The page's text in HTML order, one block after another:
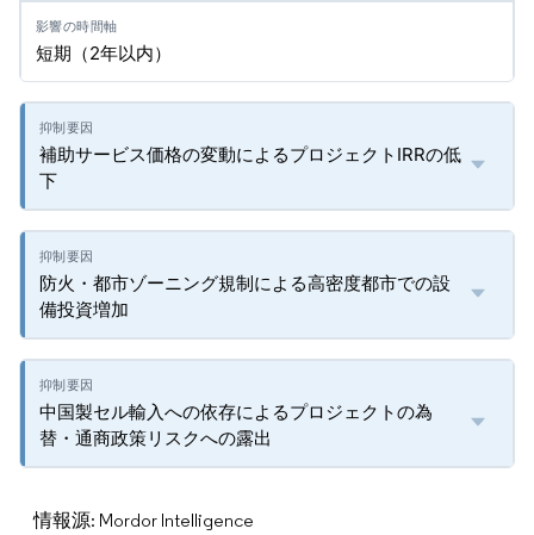
短期（2年以内）
補助サービス価格の変動によるプロジェクトIRRの低
下
防火・都市ゾーニング規制による高密度都市での設
備投資増加
中国製セル輸入への依存によるプロジェクトの為
替・通商政策リスクへの露出
情報源: Mordor Intelligence